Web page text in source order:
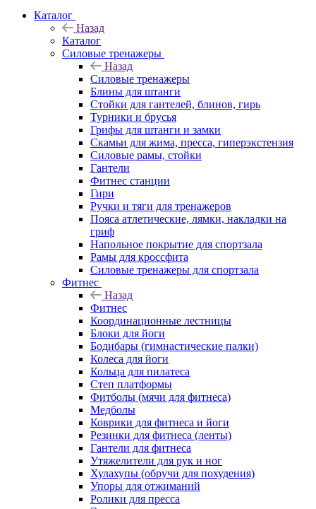
Каталог
Назад
Каталог
Силовые тренажеры
Назад
Силовые тренажеры
Блины для штанги
Стойки для гантелей, блинов, гирь
Турники и брусья
Грифы для штанги и замки
Скамьи для жима, пресса, гиперэкстензия
Силовые рамы, стойки
Гантели
Фитнес станции
Гири
Ручки и тяги для тренажеров
Пояса атлетические, лямки, накладки на
гриф
Напольное покрытие для спортзала
Рамы для кроссфита
Силовые тренажеры для спортзала
Фитнес
Назад
Фитнес
Координационные лестницы
Блоки для йоги
Бодибары (гимнастические палки)
Колеса для йоги
Кольца для пилатеса
Степ платформы
Фитболы (мячи для фитнеса)
Медболы
Коврики для фитнеса и йоги
Резинки для фитнеса (ленты)
Гантели для фитнеса
Утяжелители для рук и ног
Хулахупы (обручи для похудения)
Упоры для отжиманий
Ролики для пресса